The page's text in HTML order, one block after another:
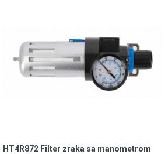
HT4R872 Filter zraka sa manometrom